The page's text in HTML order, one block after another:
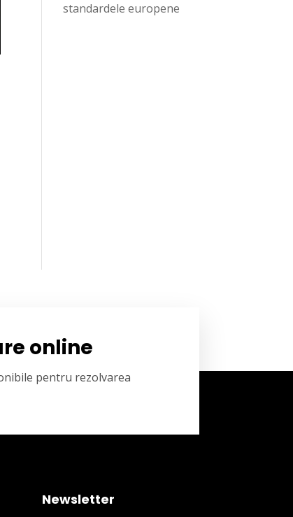
standardele europene
online
pentru rezolvarea
Newsletter